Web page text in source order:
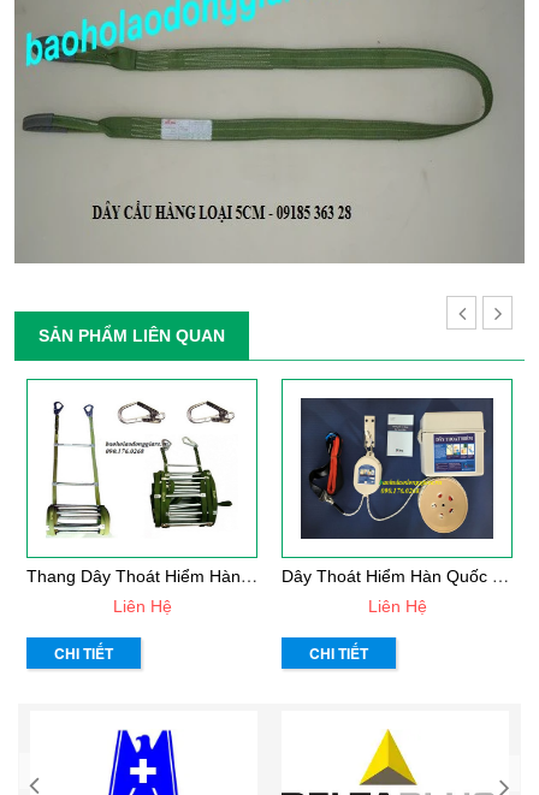
SẢN PHẨM LIÊN QUAN
T
Hang Dây Thoát Hiểm Hàng Việt Nam
Liên Hệ
CHI TIẾT
D
Ây Thoát Hiểm Hàn Quốc Kfire Cao Cấp
Liên Hệ
CHI TIẾT